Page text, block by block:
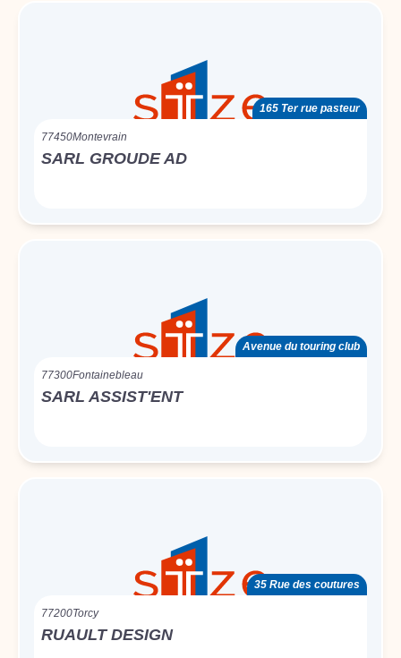
165 Ter rue pasteur
77450Montevrain
SARL GROUDE AD
Avenue du touring club
77300Fontainebleau
SARL ASSIST'ENT
35 Rue des coutures
77200Torcy
RUAULT DESIGN